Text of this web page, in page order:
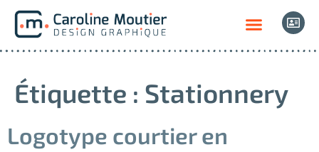
Étiquette : Stationnery
Logotype courtier en